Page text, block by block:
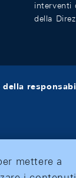
interventi
della
della
mettere a